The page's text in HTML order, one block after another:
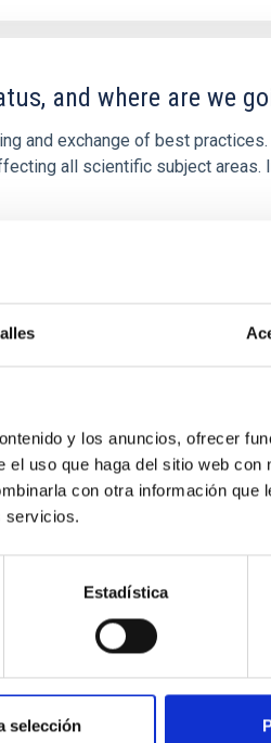
y los anuncios, ofrecer
uso que haga del sitio web con
con otra información que
servicios.
Estadística
selección
and where are we
and exchange of best
all scientific subject
an end. We celebrate the
their results with the